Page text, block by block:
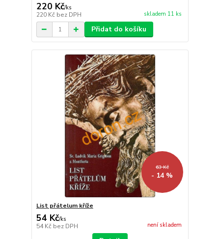
220 Kč/ks
220 Kč bez DPH skladem 11 ks
Přidat do košíku
63 Kč
- 14 %
List přátelum kříže
54 Kč/ks
54 Kč bez DPH není skladem